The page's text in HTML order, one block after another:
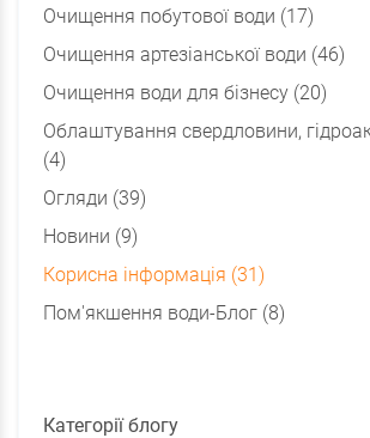
Очищення побутової води (17)
Очищення артезіанської води (46)
Очищення води для бізнесу (20)
Облаштування свердловини,
(4)
Огляди (39)
Новини (9)
Корисна інформація (31)
Пом'якшення води-Блог (8)
Категорії блогу